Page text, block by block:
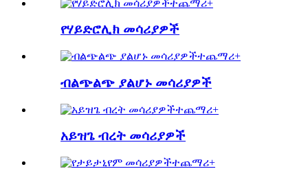
ተጨማሪ+
የሃይድሮሊክ መሳሪያዎች
ተጨማሪ+
ብልጭልጭ ያልሆኑ መሳሪያዎች
ተጨማሪ+
አይዝጌ ብረት መሳሪያዎች
ተጨማሪ+